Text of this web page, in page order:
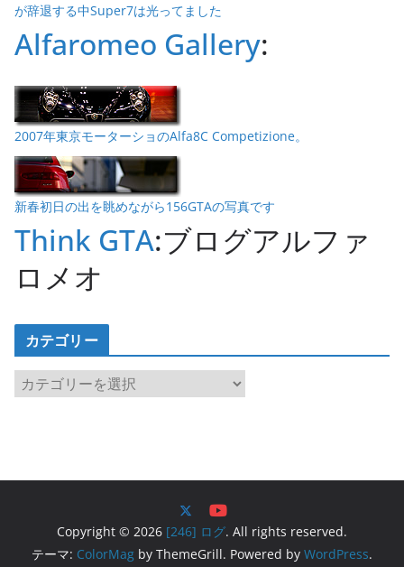
が辞退する中Super7は光ってました
Alfaromeo Gallery:
2007年東京モーターショのAlfa8C Competizione。
新春初日の出を眺めながら156GTAの写真です
Think GTA:ブログアルファ
ロメオ
カテゴリー
カ
テ
Copyright © 2026 [246] ログ. All rights reserved.
テーマ: ColorMag by ThemeGrill. Powered by WordPress.